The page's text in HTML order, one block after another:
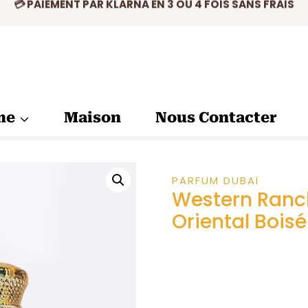
Maison Nous Contacter
PARFUM DUBAÏ
Western
Oriental